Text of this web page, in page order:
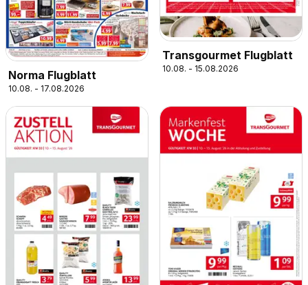
Norma Flugblatt
10.08. - 17.08.2026
Transgourmet Flugblatt
10.08. - 15.08.2026